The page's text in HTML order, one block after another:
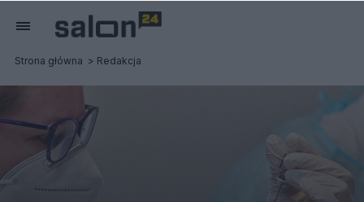
Strona główna Redakcja